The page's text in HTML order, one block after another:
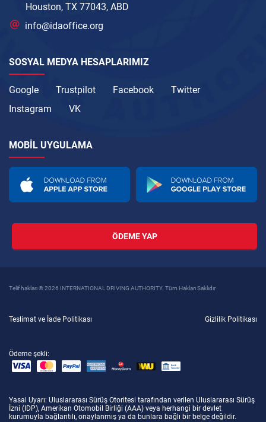
Houston, TX 77043, ABD
info@idaoffice.org
SOSYAL MEDYA HESAPLARIMIZ
Google Trustpilot Facebook
Twitter
Instagram
VK
MOBIL UYGULAMA
ÖDEME YAP
Telif hakları © 2026 INTERNATIONAL DRIVING AUTHORITY. Tüm Hakları Saklıdır
Teslimat ve İade Politikası Gizlilik Politikası
Ödeme şekli:
Yasal Uyarı: Uluslararası Sürüş Otoritesi tarafından verilen Uluslararası Sürüş
İzni (IDP), Amerikan Otomobil Birliği (AAA) veya herhangi bir devlet
kurumuyla bağlantılı, onaylanmış ya da bunlara bağlı bir belge değildir.